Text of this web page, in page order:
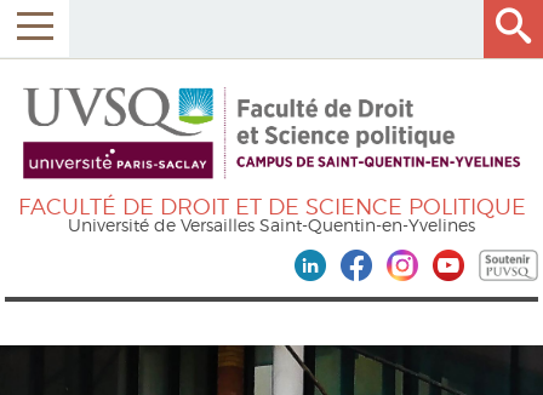
FACULTÉ DE DROIT ET DE SCIENCE POLITIQUE
Université de Versailles Saint-Quentin-en-Yvelines